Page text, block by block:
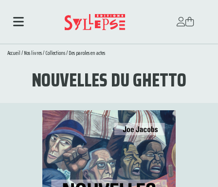
Accueil/Nos livres/Collections/Des paroles en actes
NOUVELLES DU GHETTO